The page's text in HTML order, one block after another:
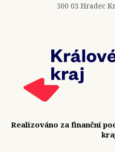
500 03 Hradec
Realizováno za finanční